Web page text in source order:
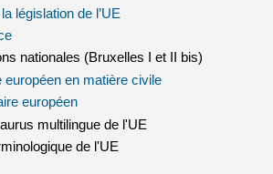
législation de l’UE
(le lien est externe)
externe)
nationales (Bruxelles I et II bis)
européen en matière civile(le lien est externe)
européen(le lien est externe)
est externe)
multilingue de l'UE
externe) de l'UE